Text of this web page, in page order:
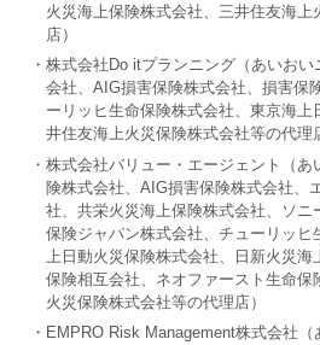
火災海上保険株式会社、三井住友海上
店）
・株式会社Do itプランニング（あいお
会社、AIG損害保険株式会社、損害保
ーリッヒ生命保険株式会社、東京海上
井住友海上火災保険株式会社等の代理
・株式会社バリュー・エージェント（
険株式会社、AIG損害保険株式会社、
社、共栄火災海上保険株式会社、ソニ
保険ジャパン株式会社、チューリッヒ
上日動火災保険株式会社、日新火災
保険相互会社、ネオファースト生命保
火災保険株式会社等の代理店）
・EMPRO Risk Management株式会社